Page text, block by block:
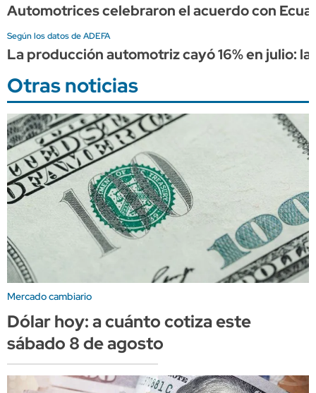
Automotrices celebraron el acuerdo con
Según los datos de ADEFA
La producción automotriz cayó 16% en julio:
Otras noticias
Mercado cambiario
Dólar hoy: a cuánto cotiza este
sábado 8 de agosto